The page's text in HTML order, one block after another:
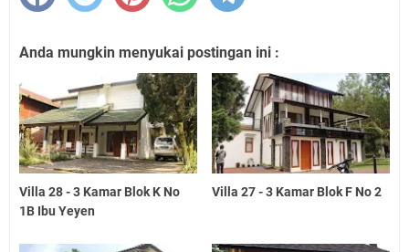
Anda mungkin menyukai postingan ini :
Villa 28 - 3 Kamar Blok K No
1B Ibu Yeyen
Villa 27 - 3 Kamar Blok F No 2